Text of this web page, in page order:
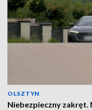
OLSZTYN
Niebezpieczny zakręt.